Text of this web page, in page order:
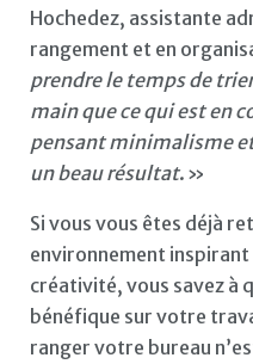
Hochedez, assistante
rangement et en
prendre le temps de
main que ce qui est en
pensant minimalisme
un beau résultat. »
Si vous vous êtes déjà
environnement
créativité, vous savez à
bénéfique sur votre
ranger votre bureau